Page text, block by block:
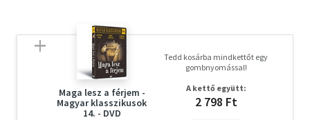
Maga lesz a férjem -
Magyar klasszikusok
14. - DVD
Tedd kosárba mindkettőt egy
gombnyomással!
A kettő együtt:
2 798 Ft